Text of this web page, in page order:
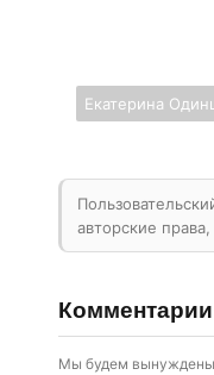
Екатерина
авторские
Комментарии
Мы будем вынуждены